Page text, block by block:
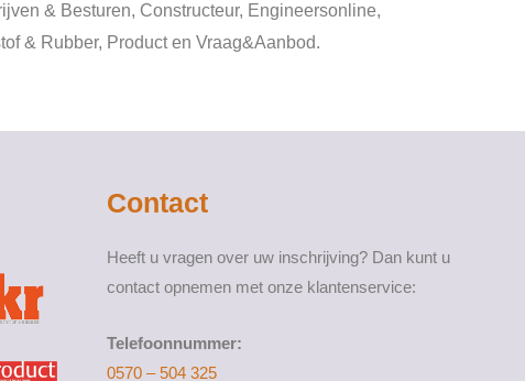
& Besturen, Constructeur, Engineersonline,
& Rubber, Product en Vraag&Aanbod.
Contact
Heeft u vragen over uw inschrijving? Dan kunt u
contact opnemen met onze klantenservice:
Telefoonnummer:
0570 – 504 325